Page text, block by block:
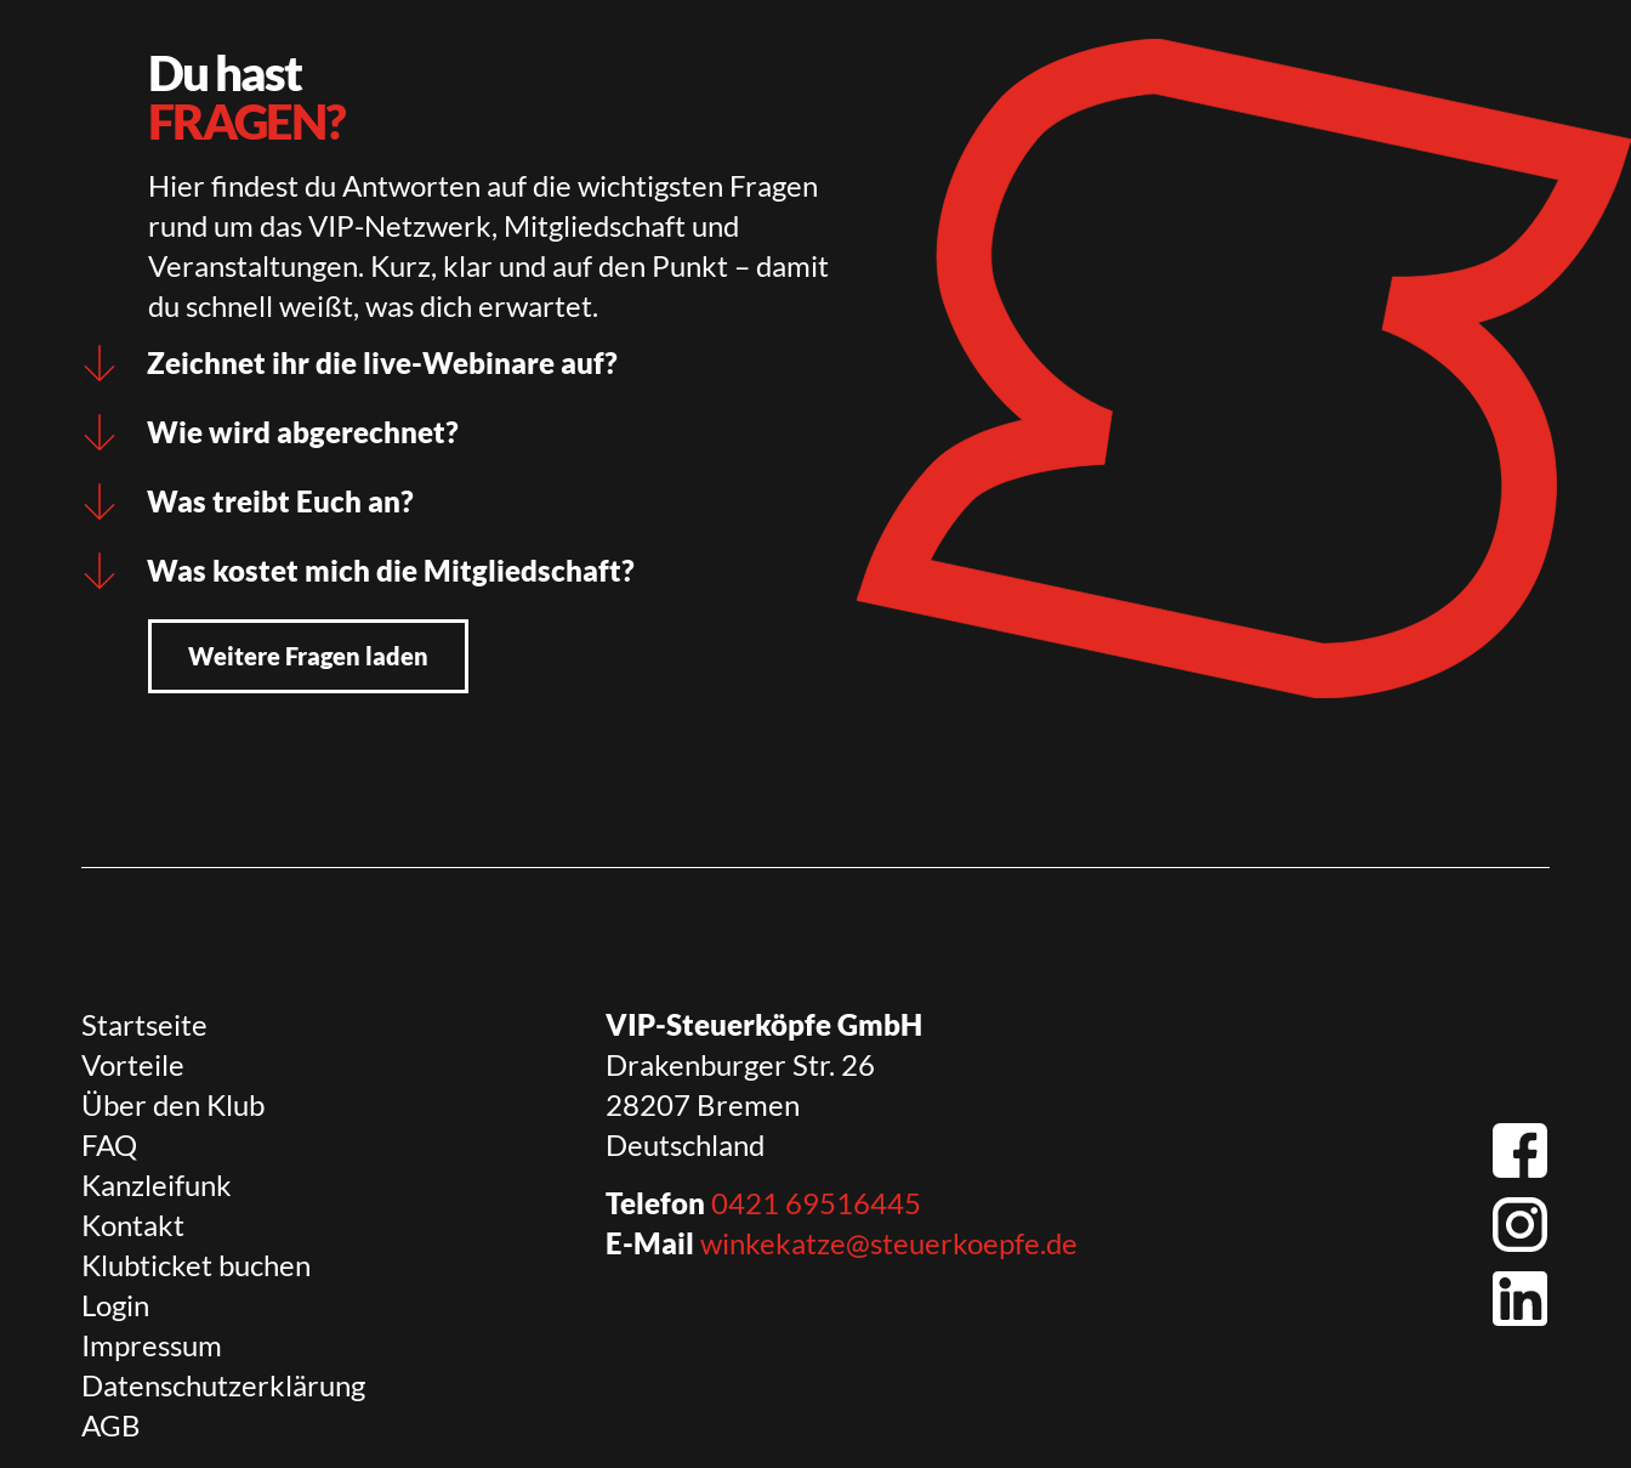
Du hast
FRAGEN?
Hier findest du Antworten auf die wichtigsten Fragen
rund um das VIP-Netzwerk, Mitgliedschaft und
Veranstaltungen. Kurz, klar und auf den Punkt – damit
du schnell weißt, was dich erwartet.
Zeichnet ihr die live-Webinare auf?
Wie wird abgerechnet?
Was treibt Euch an?
Was kostet mich die Mitgliedschaft?
Weitere Fragen laden
Startseite
Vorteile
Über den Klub
FAQ
Kanzleifunk
Kontakt
Klubticket buchen
Login
Impressum
Datenschutzerklärung
AGB
VIP-Steuerköpfe GmbH
Drakenburger Str. 26
28207 Bremen
Deutschland
Telefon 0421 69516445
E-Mail winkekatze@steuerkoepfe.de